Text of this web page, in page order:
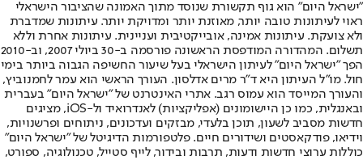
"ישראל היום" הוא גוף תקשורת שנוסד מתוך האמונה שהציבור הישראלי
ראוי לעיתונות טובה יותר, מאוזנת יותר ומדויקת יותר. עיתונות שמדברת
ולא צועקת. עיתונות אמינה, אובייקטיבית ועניינית. עיתונות אחרת וללא
תשלום. המהדורה המודפסת הראשונה פורסמה ב-30 ביולי 2007, וב-2010
הפך "ישראל היום" לעיתון הישראלי בעל שיעור החשיפה הגבוה ביותר בימי
חול. מו"ל העיתון היא ד"ר מרים אדלסון. העורך הראשי הוא עמר לחמנוביץ,
והעורך המייסד הוא עמוס רגב. אתרי האינטרנט של "ישראל היום" בעברית
ובאנגלית, כמו כן היישומונים (אפליקציות) לאנדרואיד ול-iOS, מציגים
חדשות מסביב לשעון, תוכן בלעדי, מבזקים ועדכונים, ניתוחים ופרשנויות,
וידיאו, פודקאסטים ושידורים חיים. פלטפורמות הדיגיטל של "ישראל היום"
כוללות ערוצי חדשות ודעות, תרבות ובידור, לייף סטייל, טכנולוגיה, ספורט,